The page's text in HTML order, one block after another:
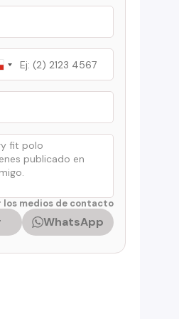
medios de contacto
WhatsApp